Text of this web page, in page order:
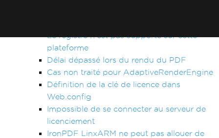
Le registre n'est pas supporté sur cette
plateforme
Délai dépassé lors du rendu du PDF
Cas non traité pour AdaptiveRenderEngine
Définition de la clé de licence dans
Web.config
Impossible de se connecter au serveur de
licenciement
IronPDF LinxARM ne peut pas allouer de